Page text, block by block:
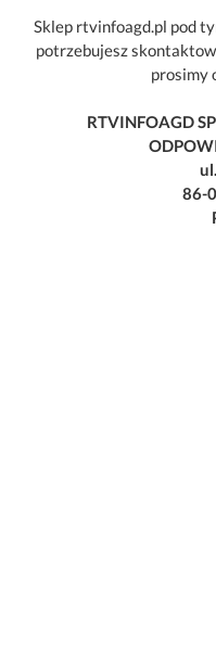
Sklep rtvinfoagd.pl pod
potrzebujesz
prosimy
RTVINFOAGD
86-